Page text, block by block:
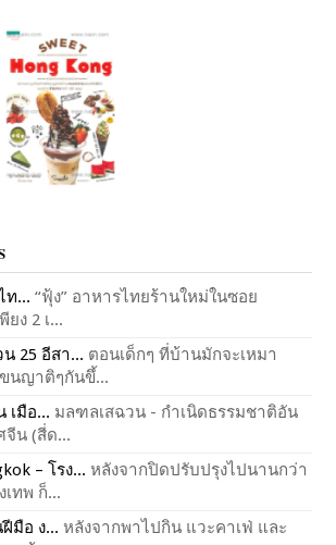
ท... “ฟุ้ง” อาหารไทยร้านใหม่ในซอย
ง 2 เ...
25 อีสา... ตอนเด็กๆ ที่บ้านมักจะเหมา
นญาติๆกันขึ้...
เมือ... มลฑลเสฉวน - กำเนิดธรรมชาติอัน
จีน (สี่ด...
– โรง... หลังจากปิดปรับปรุงไปนานกว่า
เทพ ก็...
มือ ง... หลังจากพาไปกิน แวะคาเฟ่ และ